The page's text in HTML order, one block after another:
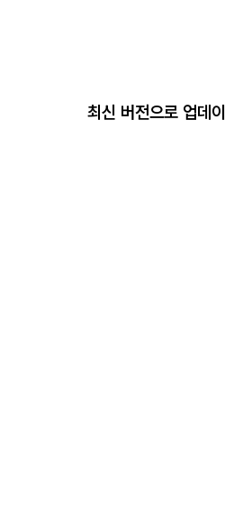
최신 버전으로 업데